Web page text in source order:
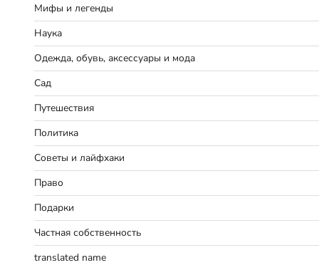
Мифы и легенды
Наука
Одежда, обувь, аксессуары и мода
Сад
Путешествия
Политика
Советы и лайфхаки
Право
Подарки
Частная собственность
translated name